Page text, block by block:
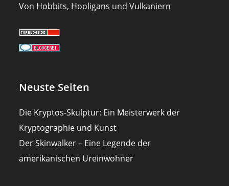
Von Hobbits, Hooligans und Vulkaniern
Neuste Seiten
Die Kryptos-Skulptur: Ein Meisterwerk der
Kryptographie und Kunst
Der Skinwalker – Eine Legende der
amerikanischen Ureinwohner